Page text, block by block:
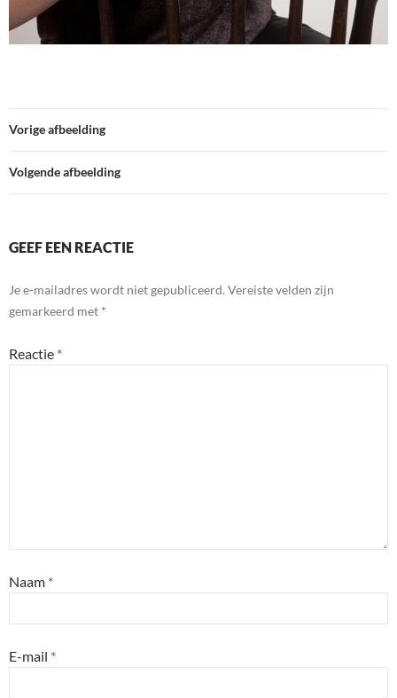
Vorige afbeelding
Volgende afbeelding
GEEF EEN REACTIE
Je e-mailadres wordt niet gepubliceerd. Vereiste velden zijn
gemarkeerd met *
Reactie *
Naam *
E-mail *